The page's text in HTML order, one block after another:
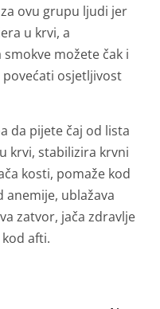
ovu grupu ljudi jer
u krvi, a
možete čak i
osjetljivost
da pijete čaj od lista
krvi, stabilizira krvni
kosti, pomaže kod
anemije, ublažava
zatvor, jača zdravlje
afti.